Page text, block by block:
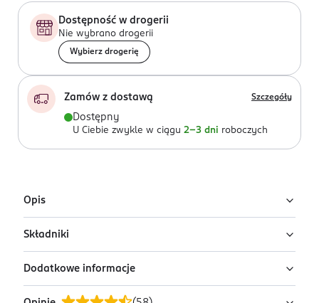
Dostępność w drogerii
Nie wybrano drogerii
Wybierz drogerię
Zamów z dostawą Szczegóły
Dostępny
U Ciebie zwykle w ciągu 2-3 dni roboczych
Opis
Podkład nawilżający Eveline Better Than
Perfect w odcieniu Ivory Beige
nadaje cerze naturalny, promienny wygląd i świeże,
Składniki
Ingredients: Aqua (Water), Dimethicone, Isododecane,
PEG-10 Dimethicone, Trimethylsiloxysilicate,
Dodatkowe informacje